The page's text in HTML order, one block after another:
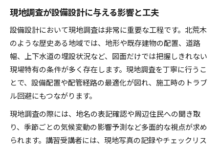
現地調査が設備設計に与える影響と工夫
設備設計において現地調査は非常に重要な工程です。北荒木
のような歴史ある地域では、地形や既存建物の配置、道路
幅、上下水道の埋設状況など、図面だけでは把握しきれない
現場特有の条件が多く存在します。現地調査を丁寧に行うこ
とで、設備配置や配管経路の最適化が図れ、施工時のトラブ
ル回避にもつながります。
現地調査の際には、地名の表記確認や周辺住民への聞き取
り、季節ごとの気候変動の影響予測など多面的な視点が求め
られます。講習受講者には、現地写真の記録やチェックリス